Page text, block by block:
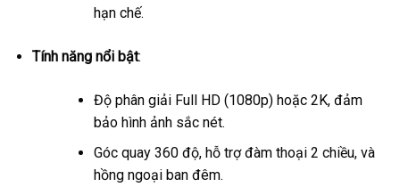
hạn chế.
Tính năng nổi bật:
Độ phân giải Full HD (1080p) hoặc 2K, đảm
bảo hình ảnh sắc nét.
Góc quay 360 độ, hỗ trợ đàm thoại 2 chiều, và
hồng ngoại ban đêm.